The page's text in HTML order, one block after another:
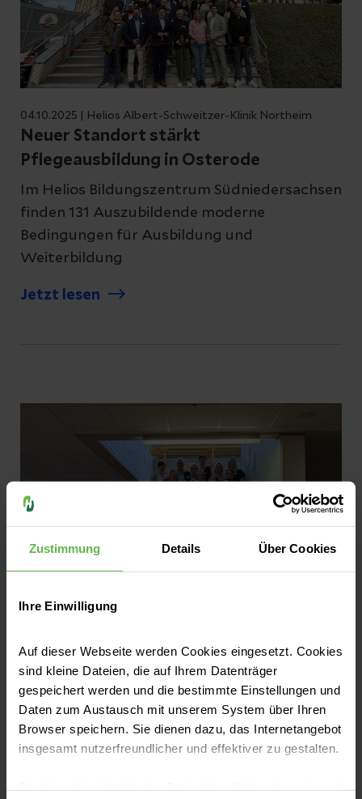
Zustimmung Details Über Cookies
Ihre Einwilligung
Auf dieser Webseite werden Cookies eingesetzt. Cookies
sind kleine Dateien, die auf Ihrem Datenträger
gespeichert werden und die bestimmte Einstellungen und
Daten zum Austausch mit unserem System über Ihren
Browser speichern. Sie dienen dazu, das Internetangebot
insgesamt nutzerfreundlicher und effektiver zu gestalten.
04.10.2025 | Helios Albert-Schweitzer-Klinik Northeim
Neuer Standort stärkt
Pflegeausbildung in Osterode
Im Helios Bildungszentrum Südniedersachsen
finden 131 Auszubildende moderne
Bedingungen für Ausbildung und
Weiterbildung
Jetzt lesen
13.08.2025 | Helios Albert-Schweitzer-Klinik Northeim
Helios Bildungszentrum
Südniedersachsen begrüßt 42 neue
Auszubildende – 17 Absolventinnen und
Mit innovativer Ausbildung und praxisnaher